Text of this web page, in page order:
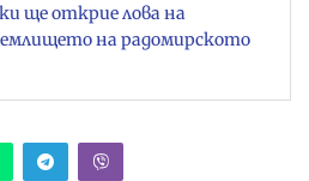
ще открие лова на
на радомирското